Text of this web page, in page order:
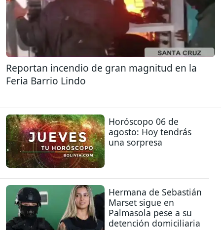
Reportan incendio de gran magnitud en la
Feria Barrio Lindo
Horóscopo 06 de
agosto: Hoy tendrás
una sorpresa
Hermana de Sebastián
Marset sigue en
Palmasola pese a su
detención domiciliaria